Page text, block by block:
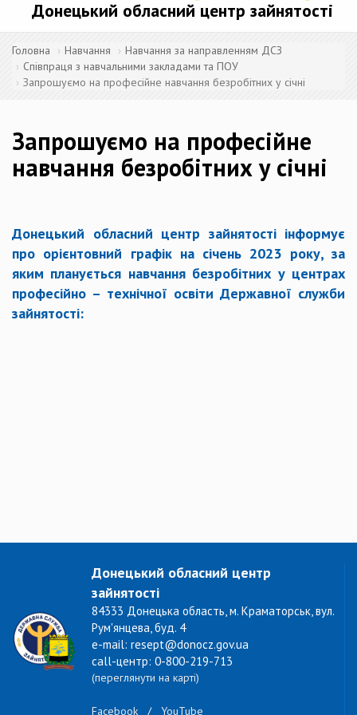
Донецький обласний центр зайнятості
Головна Навчання
Навчання за направленням ДСЗ
Співпраця з навчальними закладами та ПОУ
Запрошуємо на професійне навчання безробітних у січні
Запрошуємо на професійне
навчання безробітних у січні
Донецький обласний центр зайнятості інформує
про орієнтовний графік на січень 2023 року, за
яким планується навчання безробітних у центрах
професійно – технічної освіти Державної служби
зайнятості:
Донецький обласний центр
зайнятості
84333 Донецька область, м. Краматорськ, вул.
Рум'янцева, буд. 4
e-mail: resept@donocz.gov.ua
call-центр: 0-800-219-713
(переглянути на карті)
Facebook / YouTube